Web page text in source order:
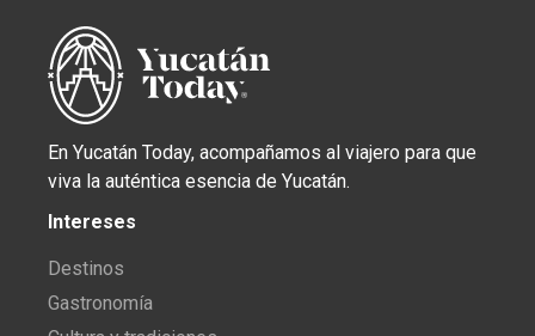
En Yucatán Today, acompañamos al viajero para que
viva la auténtica esencia de Yucatán.
Intereses
Destinos
Gastronomía